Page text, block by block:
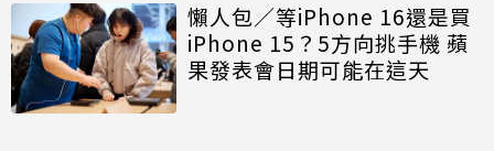
懶人包／等iPhone 16還是買
iPhone 15？5方向挑手機 蘋
果發表會日期可能在這天